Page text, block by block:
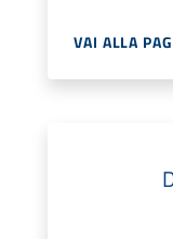
VAI ALLA